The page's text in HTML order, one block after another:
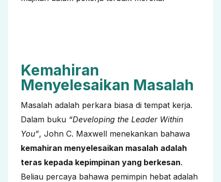
Kemahiran
Menyelesaikan Masalah
Masalah adalah perkara biasa di tempat kerja.
Dalam buku “Developing the Leader Within
You”, John C. Maxwell menekankan bahawa
kemahiran menyelesaikan masalah adalah
teras kepada kepimpinan yang berkesan.
Beliau percaya bahawa pemimpin hebat adalah